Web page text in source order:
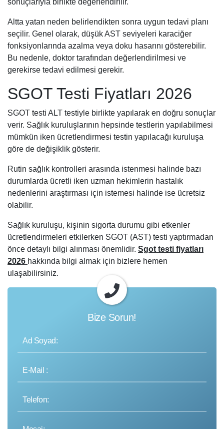
Altta yatan neden belirlendikten sonra uygun tedavi planı
seçilir. Genel olarak, düşük AST seviyeleri karaciğer
fonksiyonlarında azalma veya doku hasarını gösterebilir.
Bu nedenle, doktor tarafından değerlendirilmesi ve
gerekirse tedavi edilmesi gerekir.
SGOT Testi Fiyatları 2026
SGOT testi ALT testiyle birlikte yapılarak en doğru sonuçlar
verir. Sağlık kuruluşlarının hepsinde testlerin yapılabilmesi
mümkün iken ücretlendirmesi testin yapılacağı kuruluşa
göre de değişiklik gösterir.
Rutin sağlık kontrolleri arasında istenmesi halinde bazı
durumlarda ücretli iken uzman hekimlerin hastalık
nedenlerini araştırması için istemesi halinde ise ücretsiz
olabilir.
Sağlık kuruluşu, kişinin sigorta durumu gibi etkenler
ücretlendirmeleri etkilerken SGOT (AST) testi yaptırmadan
önce detaylı bilgi alınması önemlidir. Sgot testi fiyatları
2026 hakkında bilgi almak için bizlere hemen
ulaşabilirsiniz.
Bize Sorun!